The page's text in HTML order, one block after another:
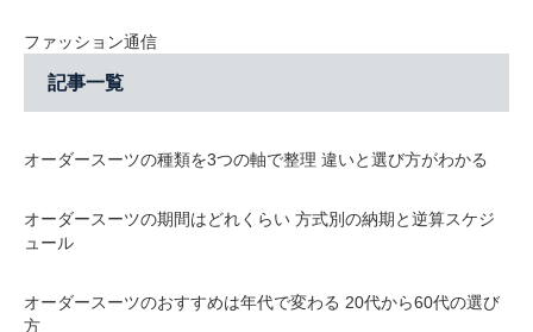
ファッション通信
記事一覧
オーダースーツの種類を3つの軸で整理 違いと選び方がわかる
オーダースーツの期間はどれくらい 方式別の納期と逆算スケジ
ュール
オーダースーツのおすすめは年代で変わる 20代から60代の選び
方